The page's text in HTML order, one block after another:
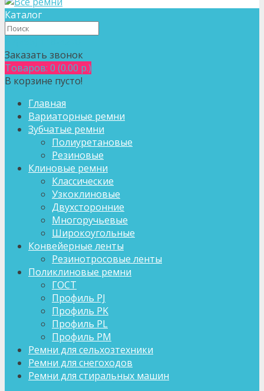
Каталог
Заказать звонок
Товаров: 0 (0.00 р.)
В корзине пусто!
Главная
Вариаторные ремни
Зубчатые ремни
Полиуретановые
Резиновые
Клиновые ремни
Классические
Узкоклиновые
Двухсторонние
Многоручьевые
Широкоугольные
Конвейерные ленты
Резинотросовые ленты
Поликлиновые ремни
ГОСТ
Профиль PJ
Профиль PK
Профиль PL
Профиль PM
Ремни для сельхозтехники
Ремни для снегоходов
Ремни для стиральных машин